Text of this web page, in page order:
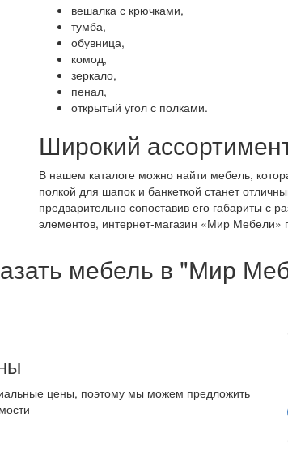
вешалка с крючками,
тумба,
обувница,
комод,
зеркало,
пенал,
открытый угол с полками.
Широкий
В нашем каталоге можно найти мебель,
полкой для шапок и банкеткой станет
предварительно сопоставив его габариты с
элементов, интернет-магазин «Мир Мебели»
мебель в "Мир
цены, поэтому мы можем предложить